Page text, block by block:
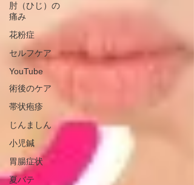
肘（ひじ）の
痛み
花粉症
セルフケア
YouTube
術後のケア
帯状疱疹
じんましん
小児鍼
胃腸症状
夏バテ